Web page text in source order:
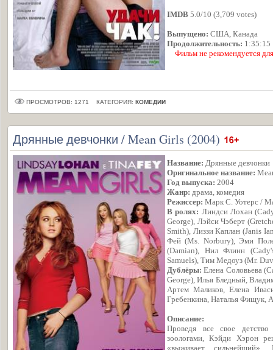
IMDB 5.0/10 (3,709 votes)
Выпущено: США, Канада
Продолжительность: 1:35:15
Фильм не рекомендуется
ПРОСМОТРОВ: 1271 КАТЕГОРИЯ: КОМЕДИИ
Дрянные девчонки / Mean Girls (2004)
Название: Дрянные девчонки
Оригинальное название:
Год выпуска: 2004
Жанр: драма, комедия
Режиссер: Марк С. Уотерс /
В ролях: Линдси Лохан
George), Лэйси Чэберт
Smith), Лиззи Каплан (Janis
Фей (Ms. Norbury), Эми
(Damian), Нил Флинн
Samuels), Тим Медоуз (Mr.
Дублёры: Елена Соловьева
George), Илья Бледный,
Артем Маликов, Елена
Гребенкина, Наталья Фищук,
Описание:
Проведя все свое
зоологами, Кэйди Хэрон
«выживает